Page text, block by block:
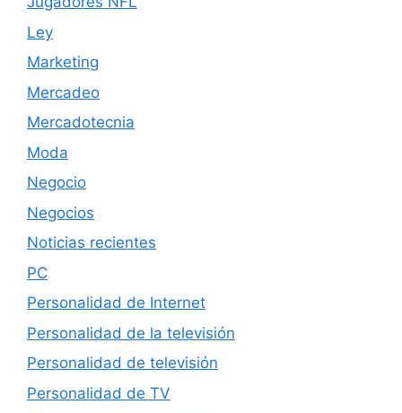
Ley
Marketing
Mercadeo
Mercadotecnia
Moda
Negocio
Negocios
Noticias recientes
PC
Personalidad de Internet
Personalidad de la televisión
Personalidad de televisión
Personalidad de TV